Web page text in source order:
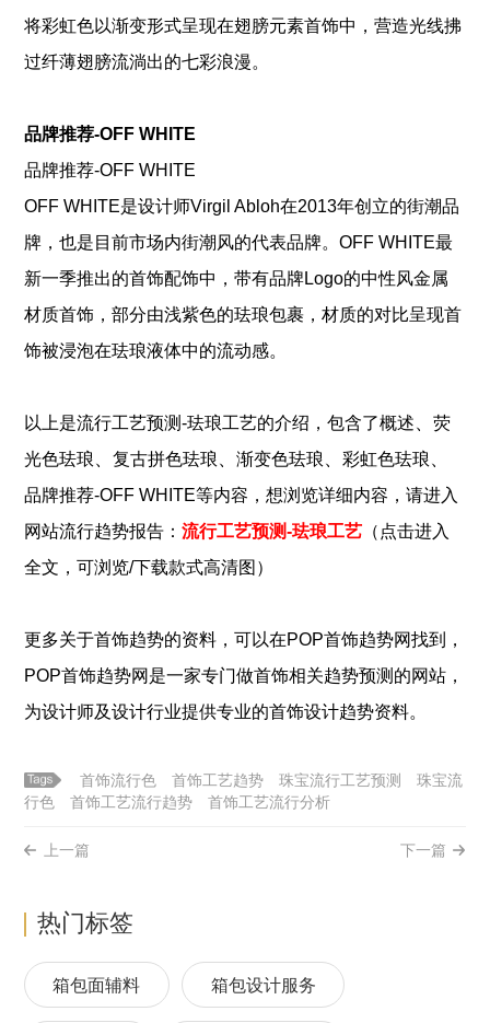
将彩虹色以渐变形式呈现在翅膀元素首饰中，营造光线拂
过纤薄翅膀流淌出的七彩浪漫。
品牌推荐-OFF WHITE
品牌推荐-OFF WHITE
OFF WHITE是设计师Virgil Abloh在2013年创立的街潮品
牌，也是目前市场内街潮风的代表品牌。OFF WHITE最
新一季推出的首饰配饰中，带有品牌Logo的中性风金属
材质首饰，部分由浅紫色的珐琅包裹，材质的对比呈现首
饰被浸泡在珐琅液体中的流动感。
以上是流行工艺预测-珐琅工艺的介绍，包含了概述、荧
光色珐琅、复古拼色珐琅、渐变色珐琅、彩虹色珐琅、
品牌推荐-OFF WHITE等内容，想浏览详细内容，请进入
网站流行趋势报告：流行工艺预测-珐琅工艺 （点击进入
全文，可浏览/下载款式高清图）
更多关于首饰趋势的资料，可以在POP首饰趋势网找到，
POP首饰趋势网是一家专门做首饰相关趋势预测的网站，
为设计师及设计行业提供专业的首饰设计趋势资料。
首饰流行色 首饰工艺趋势 珠宝流行工艺预测
珠宝流
行色
首饰工艺流行趋势 首饰工艺流行分析
上一篇 下一篇
热门标签
箱包面辅料 箱包设计服务